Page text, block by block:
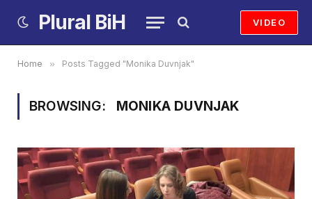
Plural BiH VIDEO
Home » Posts Tagged "Monika Duvnjak"
BROWSING: MONIKA DUVNJAK